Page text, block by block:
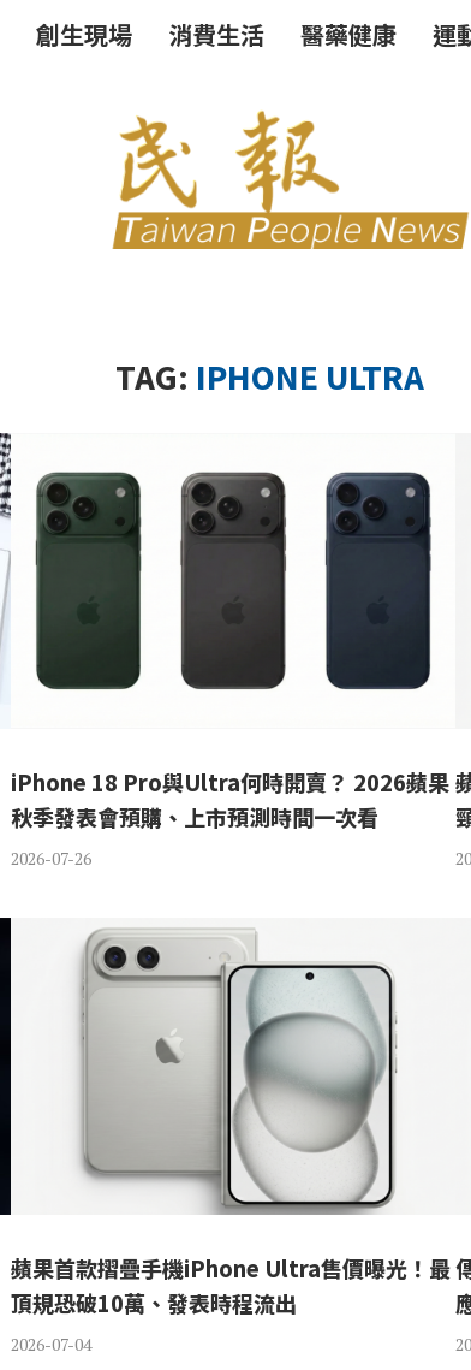
創生現場 消費生活 醫藥健康 運
TAG: IPHONE ULTRA
iPhone 18 Pro與Ultra何時開賣？ 2026蘋果
秋季發表會預購、上市預測時間一次看
2026-07-26
蘋果首款摺疊手機iPhone Ultra售價曝光！最
頂規恐破10萬、發表時程流出
2026-07-04